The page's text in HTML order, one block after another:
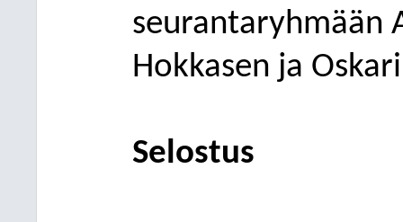
seurantaryhmään
Hokkasen ja
Selostus